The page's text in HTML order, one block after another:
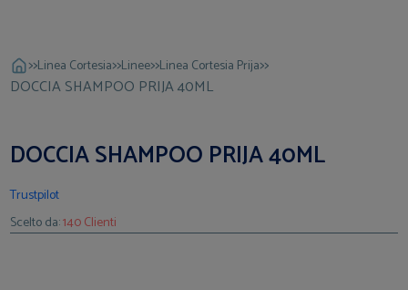
>>Linea Cortesia>>Linee>>Linea Cortesia Prija>>
DOCCIA SHAMPOO PRIJA 40ML
DOCCIA SHAMPOO PRIJA 40ML
Trustpilot
Scelto da:140 Clienti